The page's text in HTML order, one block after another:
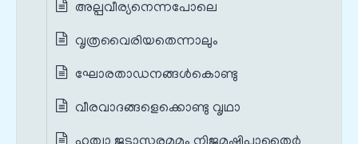
അല്പവീര്യനെന്നപോലെ
വൃത്രവൈരിയതെന്നാലും
ഘോരതാഡനങ്ങൾകൊണ്ടു
വീരവാദങ്ങളെക്കൊണ്ടു വൃഥാ